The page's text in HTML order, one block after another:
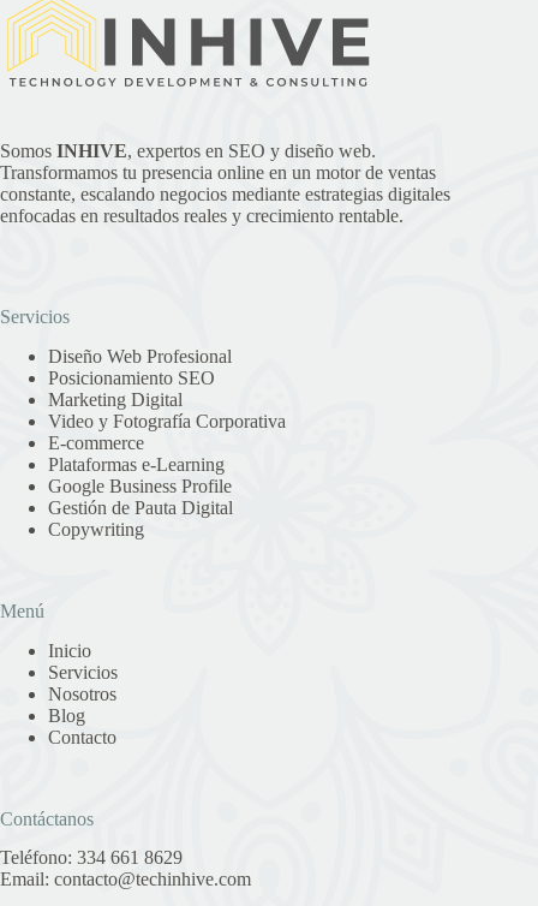
Somos INHIVE, expertos en SEO y diseño web.
Transformamos tu presencia online en un motor de ventas
constante, escalando negocios mediante estrategias digitales
enfocadas en resultados reales y crecimiento rentable.
Servicios
Diseño Web Profesional
Posicionamiento SEO
Marketing Digital
Video y Fotografía Corporativa
E-commerce
Plataformas e-Learning
Google Business Profile
Gestión de Pauta Digital
Copywriting
Menú
Inicio
Servicios
Nosotros
Blog
Contacto
Contáctanos
Teléfono: 334 661 8629
Email: contacto@techinhive.com